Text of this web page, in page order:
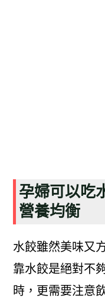
孕婦可以吃
營養均衡
水餃雖然美味又
靠水餃是絕對不
時，更需要注意